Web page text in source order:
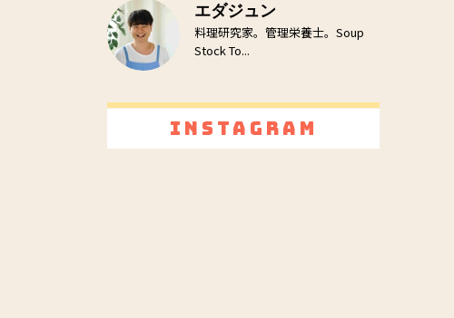
エダジュン
料理研究家。管理栄養士。Soup
Stock To...
Instagram